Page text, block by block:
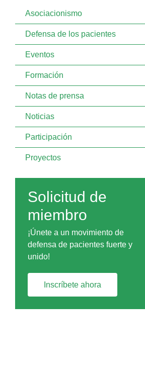
Asociacionismo
Defensa de los pacientes
Eventos
Formación
Notas de prensa
Noticias
Participación
Proyectos
Solicitud de
miembro
¡Únete a un movimiento de
defensa de pacientes fuerte y
unido!
Inscríbete ahora